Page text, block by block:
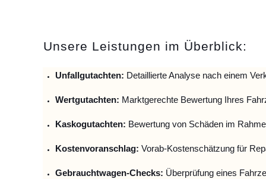
Unsere Leistungen im Überblick:
Unfallgutachten: Detaillierte Analyse nach einem
Wertgutachten: Marktgerechte Bewertung Ihres
Kaskogutachten: Bewertung von Schäden im
Kostenvoranschlag: Vorab-Kostenschätzung für
Gebrauchtwagen-Checks: Überprüfung eines